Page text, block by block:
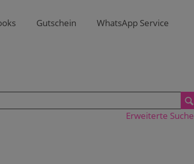
Gutschein WhatsApp Service
Erweiterte Suche